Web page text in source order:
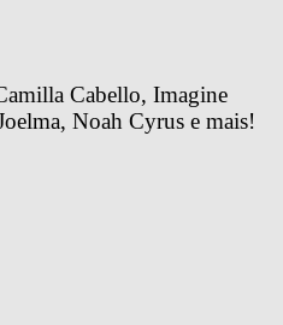
Cabello, Imagine
Noah Cyrus e mais!